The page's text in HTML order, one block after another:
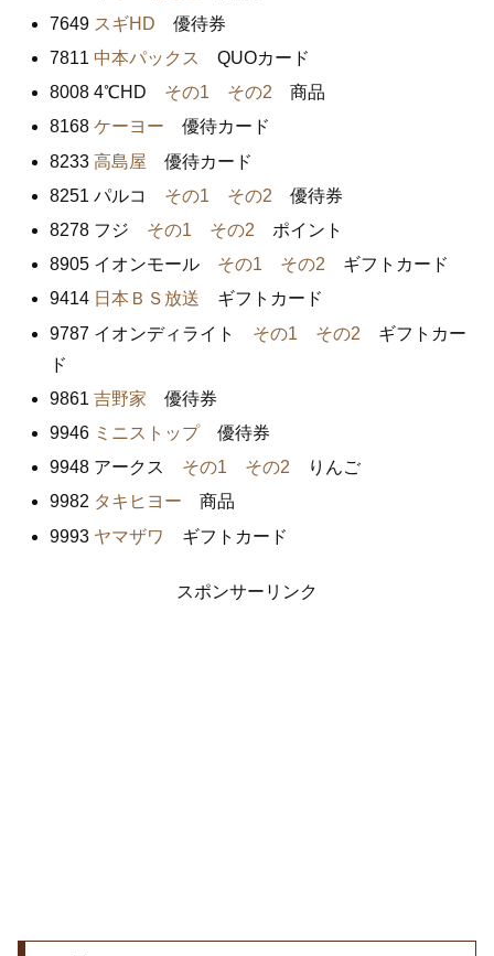
7649 スギHD 優待券
7811 中本パックス
QUOカード
8008 4℃HD その1 その2 商品
8168ケーヨー 優待カード
8233高島屋 優待カード
8251 パルコ その1 その2 優待券
8278 フジ その1 その2 ポイント
8905 イオンモール その1 その2 ギフトカード
9414 日本ＢＳ放送 ギフトカード
9787 イオンディライト その1 その2 ギフトカー
ド
9861吉野家 優待券
9946 ミニストップ優待券
9948 アークス その1 その2 りんご
9982 タキヒヨー 商品
9993 ヤマザワ ギフトカード
スポンサーリンク